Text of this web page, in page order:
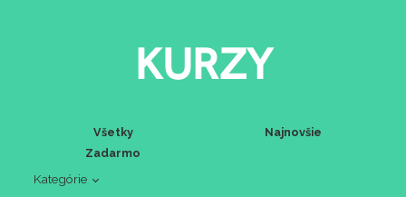
KURZY
Všetky
Najnovšie
Zadarmo
Kategórie